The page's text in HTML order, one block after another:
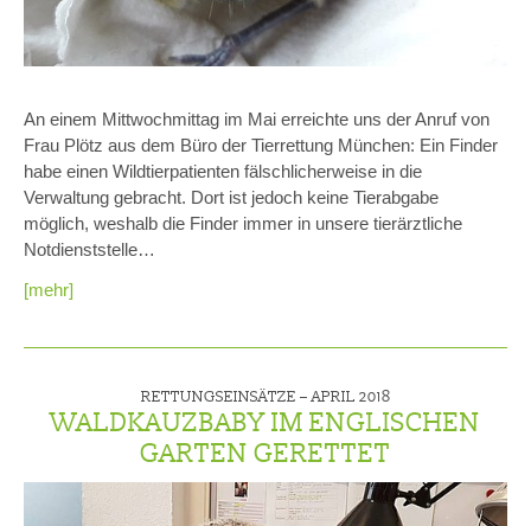
An einem Mittwochmittag im Mai erreichte uns der Anruf von
Frau Plötz aus dem Büro der Tierrettung München: Ein Finder
habe einen Wildtierpatienten fälschlicherweise in die
Verwaltung gebracht. Dort ist jedoch keine Tierabgabe
möglich, weshalb die Finder immer in unsere tierärztliche
Notdienststelle…
[mehr]
RETTUNGSEINSÄTZE – APRIL 2018
WALDKAUZBABY IM ENGLISCHEN
GARTEN GERETTET